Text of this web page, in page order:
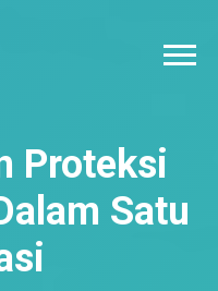
Proteksi
Satu